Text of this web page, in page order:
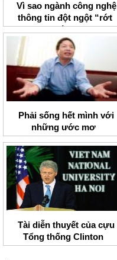
Vì sao ngành công nghệ
thông tin đột ngột “rớt
giá”?
Phải sống hết mình với
những ước mơ
Tài diễn thuyết của cựu
Tổng thống Clinton